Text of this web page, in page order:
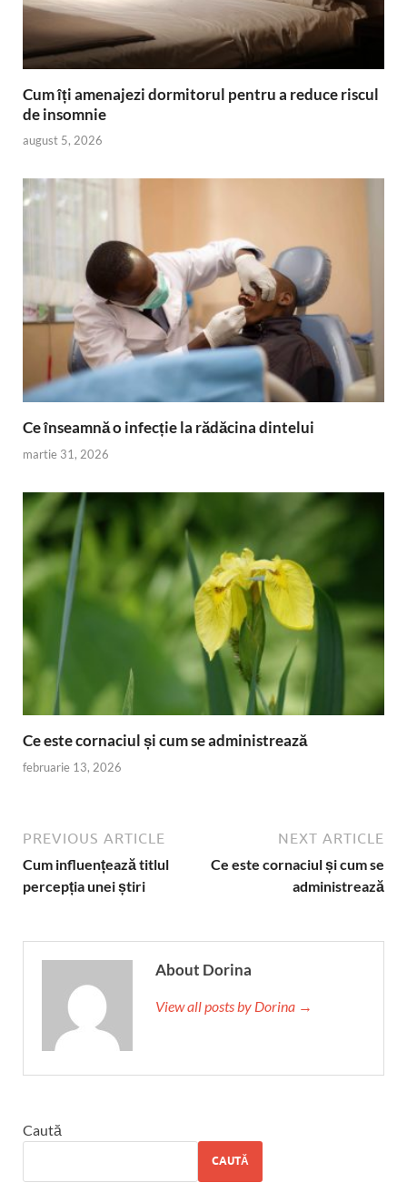
Cum îți amenajezi dormitorul pentru a reduce riscul
de insomnie
august 5, 2026
Ce înseamnă o infecție la rădăcina dintelui
martie 31, 2026
Ce este cornaciul și cum se administrează
februarie 13, 2026
PREVIOUS ARTICLE
Cum influențează titlul
percepția unei știri
NEXT ARTICLE
Ce este cornaciul și cum se
administrează
About Dorina
View all posts by Dorina →
Caută
CAUTĂ